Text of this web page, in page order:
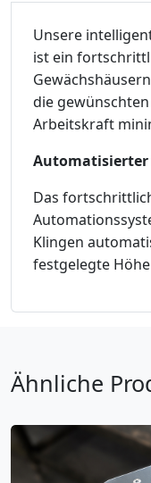
Unsere
ist ein
die
Arbeitskraft
Das
Klingen
festgelegte
Ähnliche